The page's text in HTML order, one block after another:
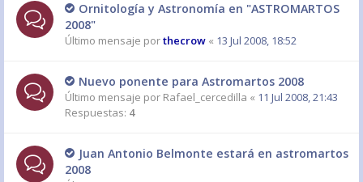
Ornitología y Astronomía en "ASTROMARTOS
2008"
Último mensaje porthecrow « 13 Jul 2008, 18:52
Nuevo ponente para Astromartos 2008
Último mensaje por Rafael_cercedilla « 11 Jul 2008, 21:43
Respuestas: 4
Juan Antonio Belmonte estará en astromartos
2008